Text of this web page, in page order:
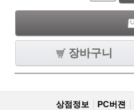
장바구니
상점정보 PC버젼